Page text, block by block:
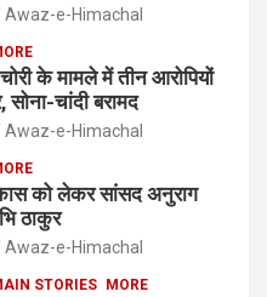
Awaz-e-Himachal
के मामले में तीन आरोपियों
सोना-चांदी बरामद
Awaz-e-Himachal
को लेकर सांसद अनुराग
ठाकुर
Awaz-e-Himachal
STORIES MORE